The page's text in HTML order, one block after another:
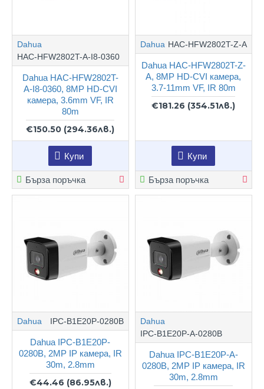
Dahua
HAC-HFW2802T-A-I8-0360
Dahua HAC-HFW2802T-
A-I8-0360, 8MP HD-CVI
камера, 3.6mm VF, IR
80m
€150.50 (294.36лв.)
Купи
Бърза поръчка
Dahua HAC-HFW2802T-Z-A
Dahua HAC-HFW2802T-Z-
A, 8MP HD-CVI камера,
3.7-11mm VF, IR 80m
€181.26 (354.51лв.)
Купи
Бърза поръчка
Dahua IPC-B1E20P-0280B
Dahua IPC-B1E20P-
0280B, 2MP IP камера, IR
30m, 2.8mm
€44.46 (86.95лв.)
Dahua
IPC-B1E20P-A-0280B
Dahua IPC-B1E20P-A-
0280B, 2MP IP камера, IR
30m, 2.8mm